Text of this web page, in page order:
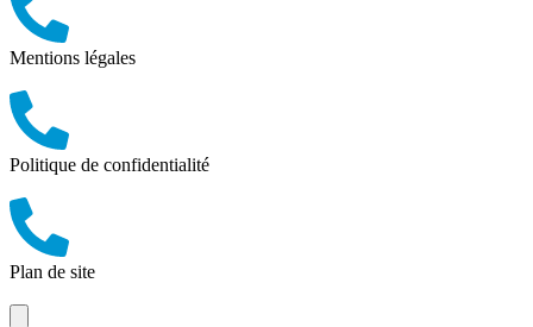
Mentions légales
Politique de confidentialité
Plan de site